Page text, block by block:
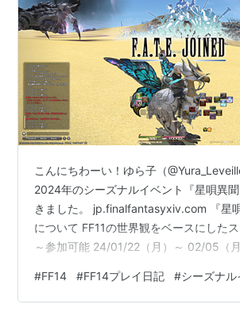
こんにちわーい！ゆら子（
2024年のシーズナルイベント『星唄異
きました。 jp.finalfantasyxiv.com 『星
について FF11の世界観をベースにした
～参加可能 24/01/22（月）～ 02/05（
2022年に実施したイベントの再演 Lv30
んだ星唄異聞 特殊FATE.を計4つ実施し
#FF14 #FF14プレイ日記 #シーズナル